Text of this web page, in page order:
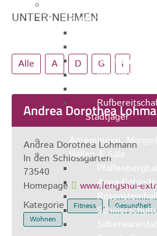
Bürgerservice
Formulare
Wasserzähler
Stadtjäger
Anregungen,
Hallen & Säle
Anna-
UNTER·NEHMEN
Alle A D G I
Andrea Dorothea
Andrea Dorothea Lohmann
In den Schlossgärten
73540
Homepage
www.fengshui-
Kategorie
Fitness , Gesundheit
Wohnen